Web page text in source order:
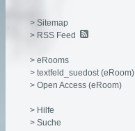
> Sitemap
> RSS Feed
> eRooms
> textfeld_suedost (eRoom)
> Open Access (eRoom)
> Hilfe
> Suche